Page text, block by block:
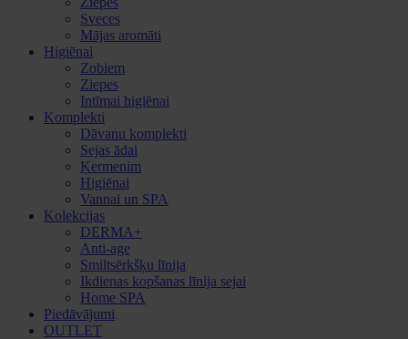
Sveces
Mājas aromāti
Higiēnai
Zobiem
Ziepes
Intīmai higiēnai
Komplekti
Dāvanu komplekti
Sejas ādai
Ķermenim
Higiēnai
Vannai un SPA
Kolekcijas
DERMA+
Anti-age
Smiltsērkšķu līnija
Ikdienas kopšanas līnija sejai
Home SPA
Piedāvājumi
OUTLET